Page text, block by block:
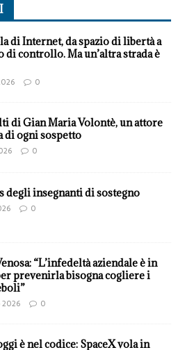
di Internet, da spazio di libertà a
di controllo. Ma un’altra strada è
0
di Gian Maria Volontè, un attore
di ogni sospetto
0
degli insegnanti di sostegno
0
“L’infedeltà aziendale è in
prevenirla bisogna cogliere i
2026 0
è nel codice: SpaceX vola in